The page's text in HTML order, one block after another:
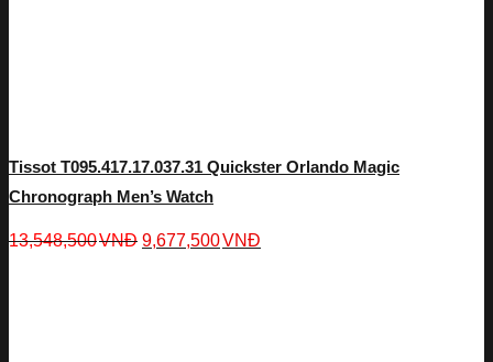
Tissot T095.417.17.037.31 Quickster Orlando Magic
Chronograph Men’s Watch
13,548,500VNĐ 9,677,500VNĐ